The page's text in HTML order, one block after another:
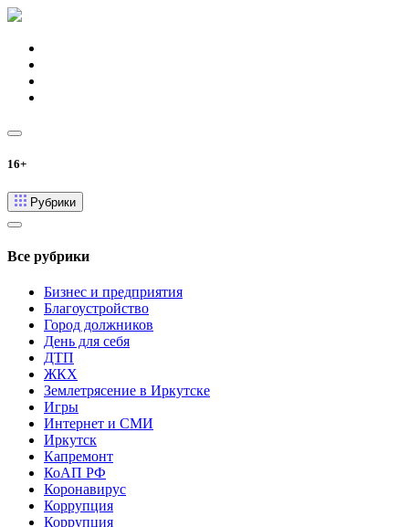
16+
Рубрики
Все рубрики
Бизнес и предприятия
Благоустройство
Город должников
День для себя
ДТП
ЖКХ
Землетрясение в Иркутске
Игры
Интернет и СМИ
Иркутск
Капремонт
КоАП РФ
Коронавирус
Коррупция
Коррупция